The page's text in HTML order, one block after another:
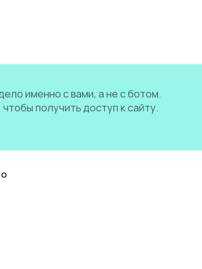
именно с вами, а не с ботом.
получить доступ к сайту.